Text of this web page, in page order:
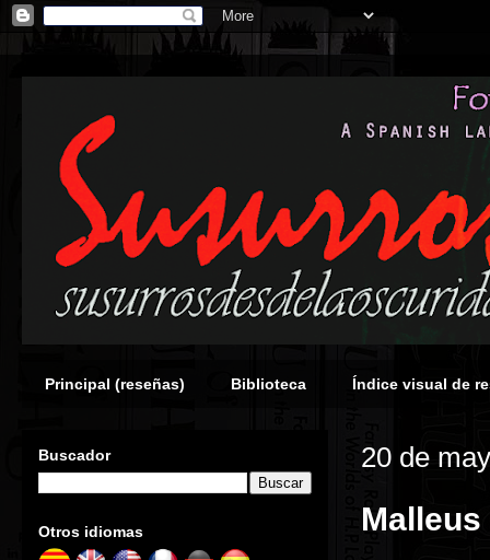
Principal (reseñas) Biblioteca Índice visual de
20 de
Buscador
Otros idiomas